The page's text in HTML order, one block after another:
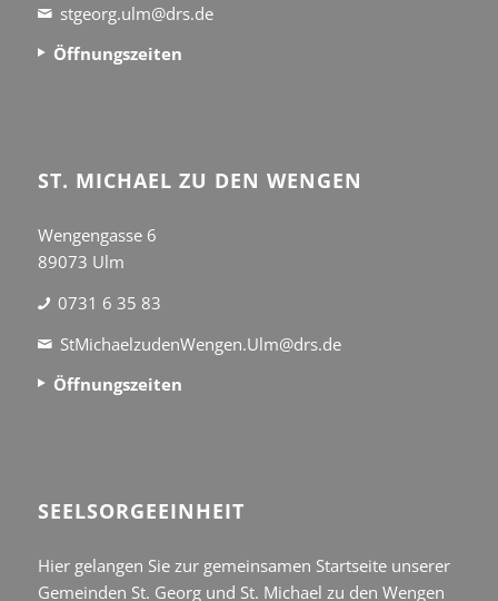
stgeorg.ulm@drs.de
Öffnungszeiten
ST. MICHAEL ZU DEN WENGEN
Wengengasse 6
89073 Ulm
0731 6 35 83
StMichaelzudenWengen.Ulm@drs.de
Öffnungszeiten
SEEL­SORGE­EINHEIT
Hier gelangen Sie zur gemeinsamen Startseite unserer
Gemeinden St. Georg und St. Michael zu den Wengen